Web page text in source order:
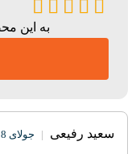
سعید رفیعی | جولای 28, 2019
به این